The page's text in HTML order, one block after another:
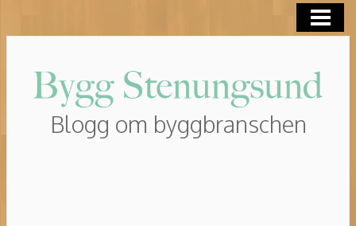
Blogg om byggbranschen